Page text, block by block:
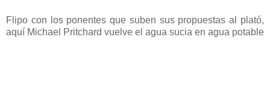
Flipo con los ponentes que suben sus propuestas al plató,
aquí Michael Pritchard vuelve el agua sucia en agua potable